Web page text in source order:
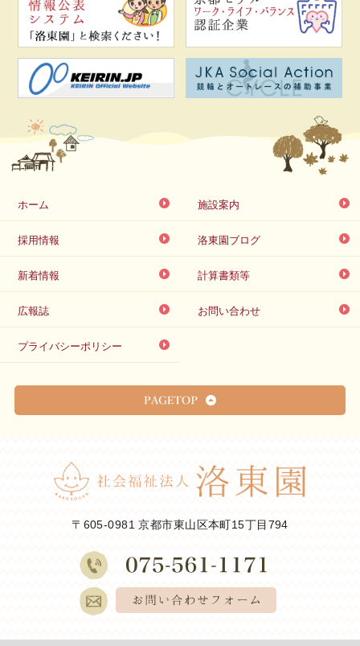
ホーム 施設案内
採用情報 洛東園ブログ
新着情報 計算書類等
広報誌 お問い合わせ
プライバシーポリシー
〒605-0981 京都市東山区本町15丁目794